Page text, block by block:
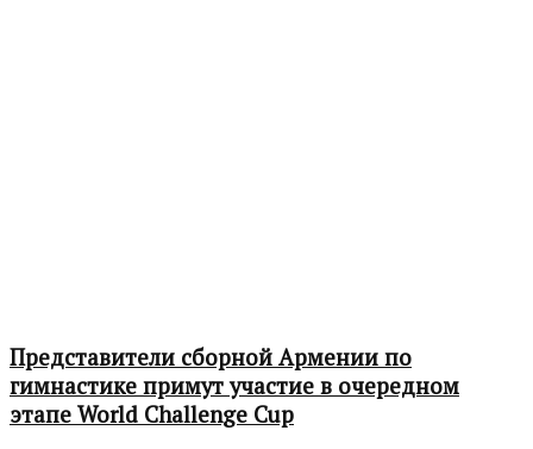
Представители сборной Армении по
гимнастике примут участие в очередном
этапе World Challenge Cup